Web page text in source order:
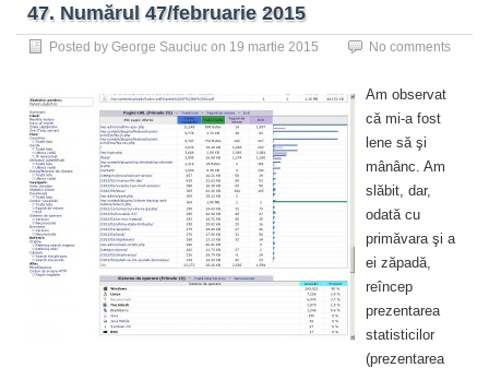
47. Numărul 47/februarie 2015
Posted by George Sauciuc on 19 martie 2015 No comments
Am observat
că mi-a fost
lene să şi
mânânc. Am
slăbit, dar,
odată cu
primăvara şi a
ei zăpadă,
reîncep
prezentarea
statisticilor
(prezentarea